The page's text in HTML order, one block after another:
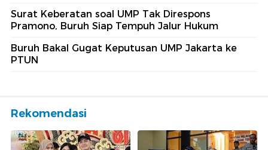
Surat Keberatan soal UMP Tak Direspons
Pramono, Buruh Siap Tempuh Jalur Hukum
Buruh Bakal Gugat Keputusan UMP Jakarta ke
PTUN
Rekomendasi